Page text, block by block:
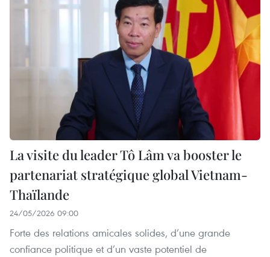
La visite du leader Tô Lâm va booster le
partenariat stratégique global Vietnam-
Thaïlande
24/05/2026 09:00
Forte des relations amicales solides, d’une grande
confiance politique et d’un vaste potentiel de